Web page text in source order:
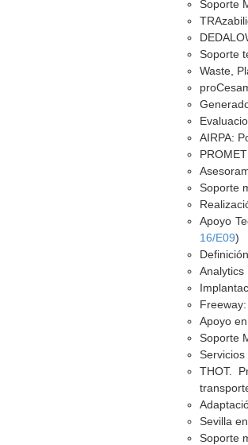
Soporte
Soporte
Waste,
AIRPA:
Soporte
Apoyo
16/E09)
Analytics
Apoyo
Soporte
THOT.
Sevilla
Soporte